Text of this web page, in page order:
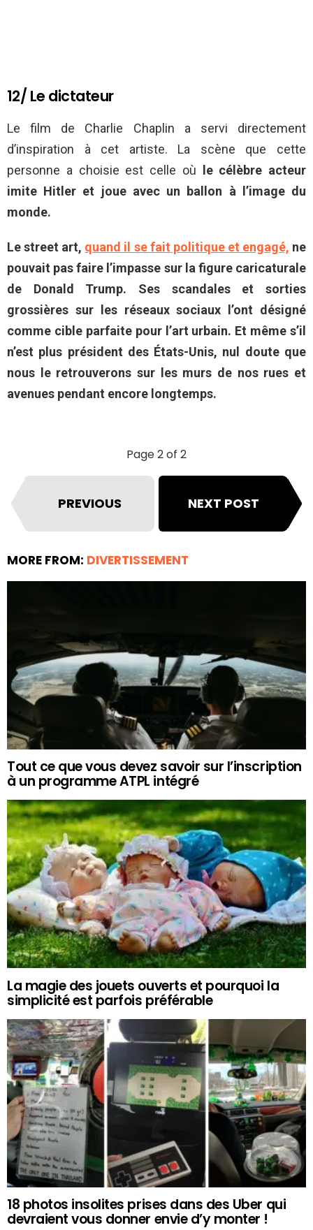
12/ Le dictateur
Le film de Charlie Chaplin a servi directement
d’inspiration à cet artiste. La scène que cette
personne a choisie est celle où
le célèbre acteur
imite Hitler et joue avec un ballon à l’image du
monde.
Le street art, quand il se fait politique et engagé, ne
pouvait pas faire l’impasse sur la figure caricaturale
de Donald Trump. Ses scandales et sorties
grossières sur les réseaux sociaux l’ont désigné
comme cible parfaite pour l’art urbain. Et même s’il
n’est plus président des États-Unis, nul doute que
nous le retrouverons sur les murs de nos rues et
avenues pendant encore longtemps.
Page 2 of 2
PREVIOUS NEXT POST
MORE FROM: DIVERTISSEMENT
Tout ce que vous devez savoir sur l’inscription
à un programme ATPL intégré
La magie des jouets ouverts et pourquoi la
simplicité est parfois préférable
18 photos insolites prises dans des Uber qui
devraient vous donner envie d’y monter !